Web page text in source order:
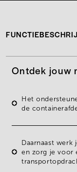
Ontdek jouw
Het
de
Daarnaast werk
en zorg je voor